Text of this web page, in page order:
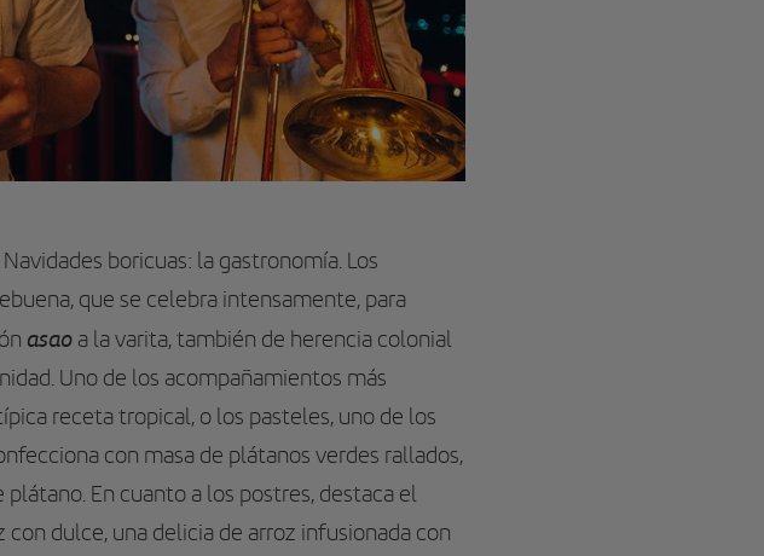
boricuas: la gastronomía. Los
que se celebra intensamente, para
asao a la varita, también de herencia colonial
Uno de los acompañamientos más
receta tropical, o los pasteles, uno de los
con masa de plátanos verdes rallados,
En cuanto a los postres, destaca el
dulce, una delicia de arroz infusionada con